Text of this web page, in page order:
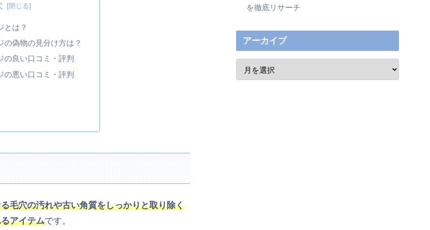
とは？
の偽物の見分け方は？
の良い口コミ・評判
の悪い口コミ・評判
毛穴の汚れや古い角質をしっかりと取り除く
アイテムです。
を徹底リサーチ
アーカイブ